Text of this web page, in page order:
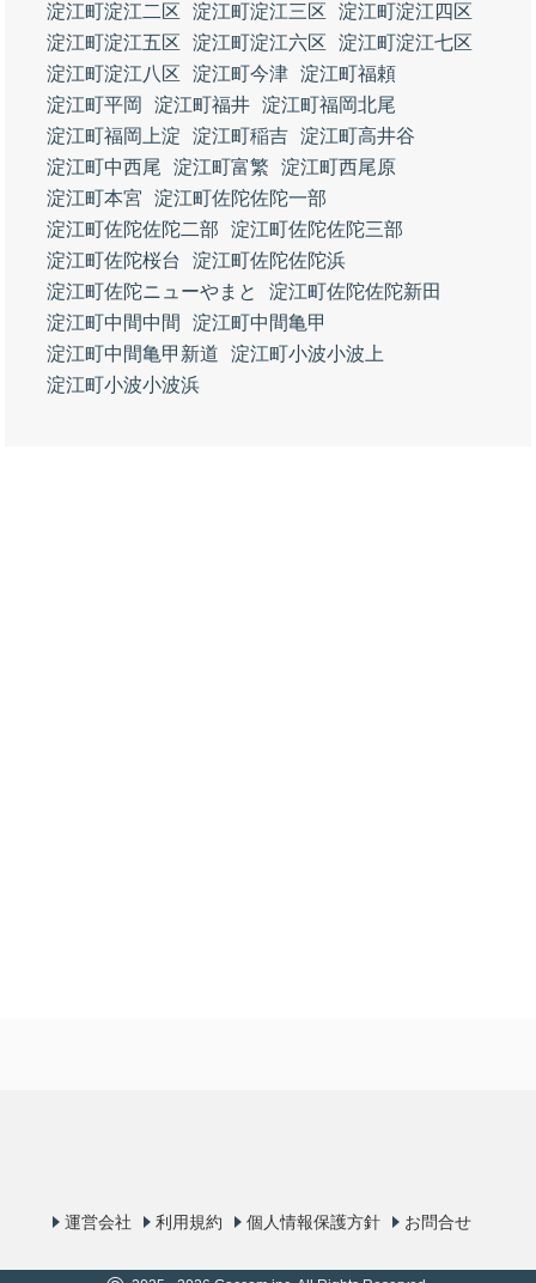
淀江町淀江二区
淀江町淀江三区
淀江町淀江四区
淀江町淀江五区
淀江町淀江六区
淀江町淀江七区
淀江町淀江八区
淀江町今津 淀江町福頼
淀江町平岡
淀江町福井 淀江町福岡北尾
淀江町福岡上淀
淀江町稲吉 淀江町高井谷
淀江町中西尾
淀江町富繁
淀江町西尾原
淀江町本宮
淀江町佐陀佐陀一部
淀江町佐陀佐陀二部
淀江町佐陀佐陀三部
淀江町佐陀桜台
淀江町佐陀佐陀浜
淀江町佐陀ニューやまと
淀江町佐陀佐陀新田
淀江町中間中間
淀江町中間亀甲
淀江町中間亀甲新道
淀江町小波小波上
淀江町小波小波浜
運営会社 利用規約 個人情報保護方針 お問合せ